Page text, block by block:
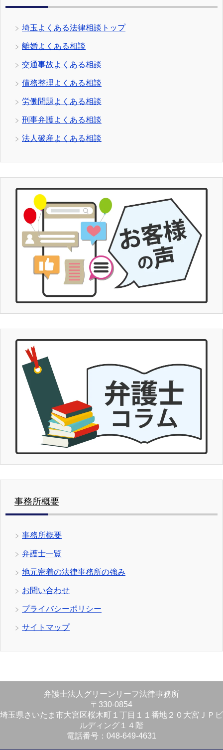
埼玉よくある法律相談トップ
離婚よくある相談
交通事故よくある相談
債務整理よくある相談
労働問題よくある相談
刑事弁護よくある相談
法人破産よくある相談
事務所概要
事務所概要
弁護士一覧
地元密着の法律事務所の強み
お問い合わせ
プライバシーポリシー
サイトマップ
弁護士法人グリーンリーフ法律事務所
〒330-0854
埼玉県さいたま市大宮区桜木町１丁目１１番地２０大宮ＪＰビ
ルディング１４階
電話番号：048-649-4631